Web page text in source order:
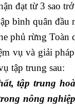
đạt từ 3 sao
bình quân đầu
phủ rừng Toàn
vụ và giải
tập trung sau:
tập trung
nông